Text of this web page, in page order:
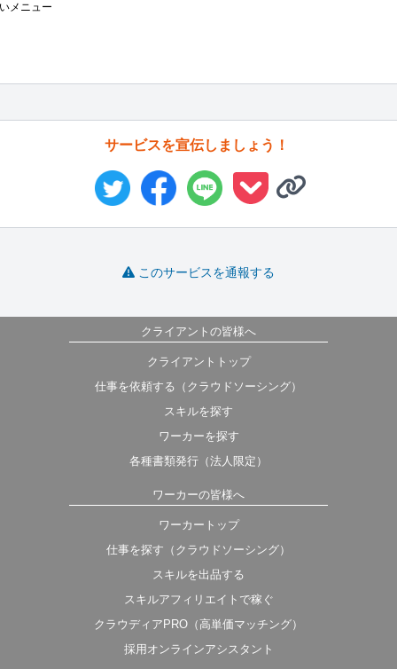
メニュー
サービスを宣伝しましょう！
このサービスを通報する
クライアントの皆様へ
クライアントトップ
仕事を依頼する（クラウドソーシング）
スキルを探す
ワーカーを探す
各種書類発行（法人限定）
ワーカーの皆様へ
ワーカートップ
仕事を探す（クラウドソーシング）
スキルを出品する
スキルアフィリエイトで稼ぐ
クラウディアPRO（高単価マッチング）
採用オンラインアシスタント